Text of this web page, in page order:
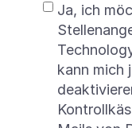
Ja, ich
kann mich